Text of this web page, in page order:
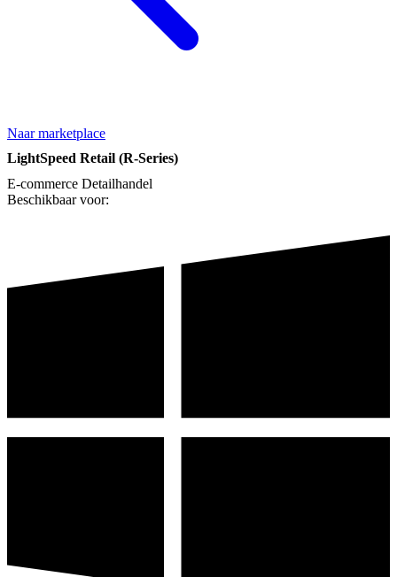
Naar marketplace
LightSpeed Retail (R-Series)
E-commerce Detailhandel
Beschikbaar voor: